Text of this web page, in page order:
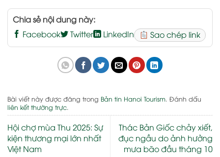
Chia sẻ nội dung này:
Facebook
Twitter LinkedIn Sao chép link
Bài viết này được đăng trong Bản tin Hanoi Tourism. Đánh dấu
liên kết thường trực.
Hội chợ mùa Thu 2025: Sự
kiện thương mại lớn nhất
Việt Nam
Thác Bản Giốc chảy xiết,
đục ngầu do ảnh hưởng
mưa bão đầu tháng 10